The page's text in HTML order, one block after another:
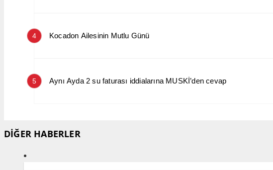
4 Kocadon Ailesinin Mutlu Günü
5 Aynı Ayda 2 su faturası iddialarına MUSKİ’den cevap
DİĞER HABERLER